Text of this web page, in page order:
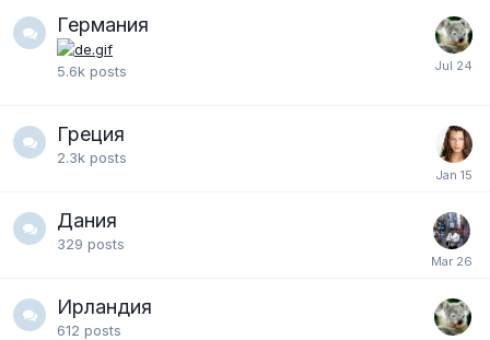
Германия
5.6k posts
Греция
2.3k posts
Дания
329 posts
Ирландия
612 posts